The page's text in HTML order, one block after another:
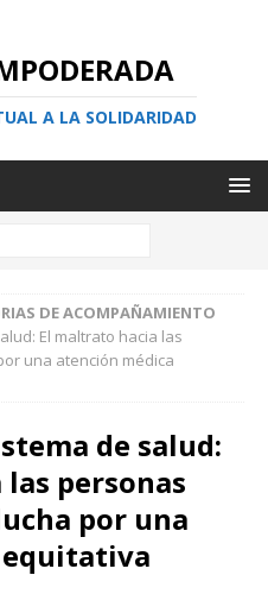
A LA SOLIDARIDAD
DE ACOMPAÑAMIENTO
El maltrato hacia las
una atención médica
de salud:
personas
por una